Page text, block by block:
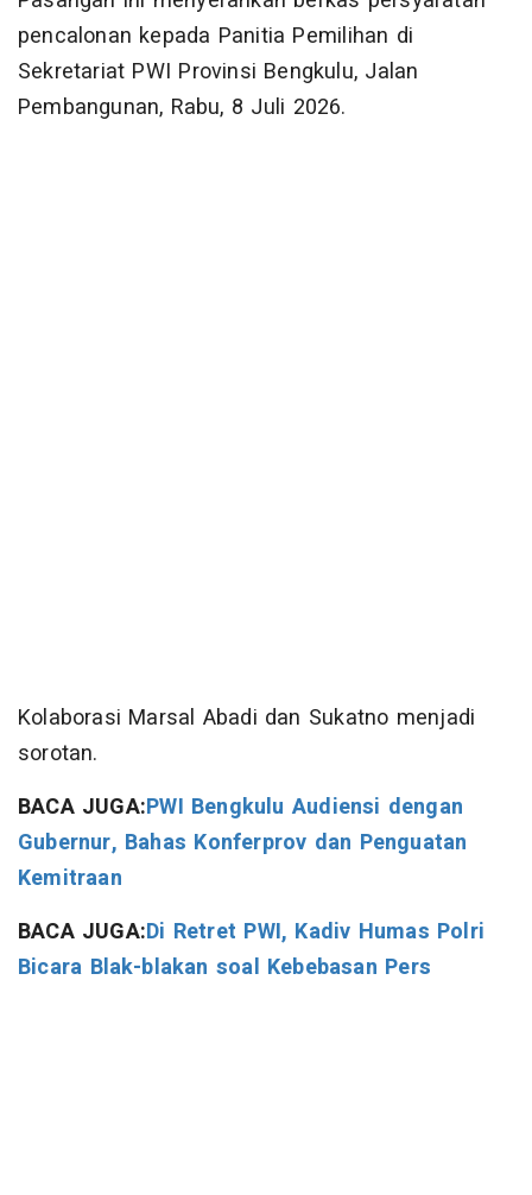
pencalonan kepada Panitia Pemilihan di
Sekretariat PWI Provinsi Bengkulu, Jalan
Pembangunan, Rabu, 8 Juli 2026.
Kolaborasi Marsal Abadi dan Sukatno menjadi
sorotan.
BACA JUGA:PWI Bengkulu Audiensi dengan
Gubernur, Bahas Konferprov dan Penguatan
Kemitraan
BACA JUGA:Di Retret PWI, Kadiv Humas Polri
Bicara Blak-blakan soal Kebebasan Pers